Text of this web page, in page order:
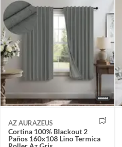
AZ AURAZEUS
Cortina 100% Blackout 2
Paños 160x108 Lino Termica